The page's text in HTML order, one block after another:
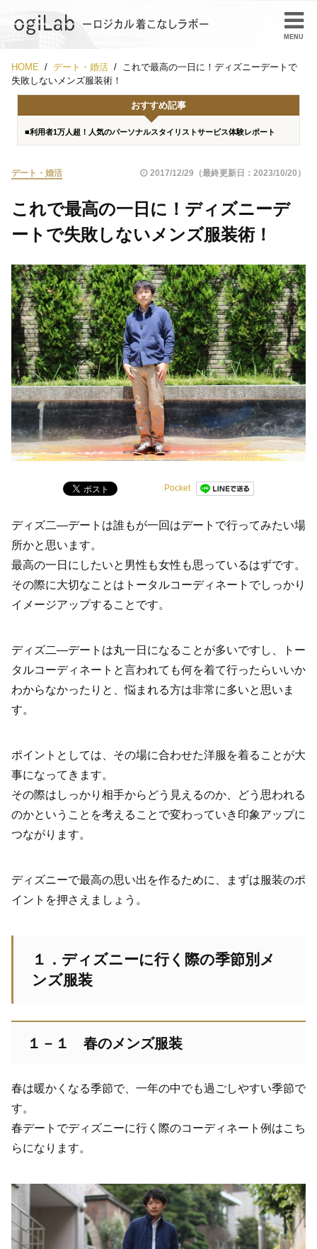
HOME デート・婚活
これで最高の一日に！ディズニーデートで
失敗しないメンズ服装術！
おすすめ記事
■利用者1万人超！人気のパーソナルスタイリストサービス体験レポート
デート・婚活 2017/12/29（最終更新日：2023/10/20）
これで最高の一日に！ディズニーデ
ートで失敗しないメンズ服装術！
Pocket
ディズ二―デートは誰もが一回はデートで行ってみたい場
所かと思います。
最高の一日にしたいと男性も女性も思っているはずです。
その際に大切なことはトータルコーディネートでしっかり
イメージアップすることです。
ディズ二―デートは丸一日になることが多いですし、トー
タルコーディネートと言われても何を着て行ったらいいか
わからなかったりと、悩まれる方は非常に多いと思いま
す。
ポイントとしては、その場に合わせた洋服を着ることが大
事になってきます。
その際はしっかり相手からどう見えるのか、どう思われる
のかということを考えることで変わっていき印象アップに
つながります。
ディズニーで最高の思い出を作るために、まずは服装のポ
イントを押さえましょう。
１．ディズニーに行く際の季節別メ
ンズ服装
１－１ 春のメンズ服装
春は暖かくなる季節で、一年の中でも過ごしやすい季節で
す。
春デートでディズニーに行く際のコーディネート例はこち
らになります。